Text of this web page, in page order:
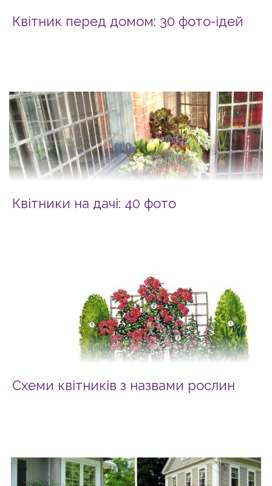
Квітник перед домом: 30 фото-ідей
Квітники на дачі: 40 фото
Схеми квітників з назвами рослин